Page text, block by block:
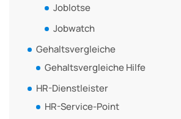
Joblotse
Jobwatch
Gehaltsvergleiche
Gehaltsvergleiche Hilfe
HR-Dienstleister
HR-Service-Point